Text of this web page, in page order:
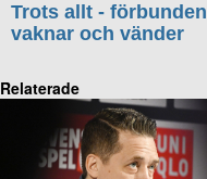
Trots allt - förbunden
vaknar och vänder
Relaterade